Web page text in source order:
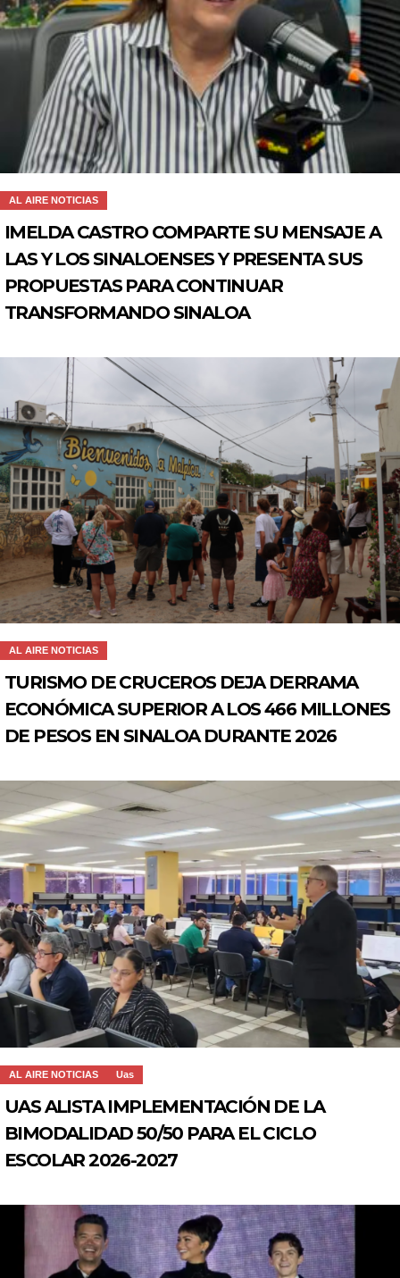
AL AIRE NOTICIAS
IMELDA CASTRO COMPARTE SU MENSAJE A
LAS Y LOS SINALOENSES Y PRESENTA SUS
PROPUESTAS PARA CONTINUAR
TRANSFORMANDO SINALOA
AL AIRE NOTICIAS
TURISMO DE CRUCEROS DEJA DERRAMA
ECONÓMICA SUPERIOR A LOS 466 MILLONES
DE PESOS EN SINALOA DURANTE 2026
AL AIRE NOTICIAS Uas
UAS ALISTA IMPLEMENTACIÓN DE LA
BIMODALIDAD 50/50 PARA EL CICLO
ESCOLAR 2026-2027